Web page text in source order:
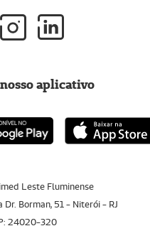
Leste Fluminense
Dr. Borman, 51 - Niterói - RJ
24020-320
aplicativo